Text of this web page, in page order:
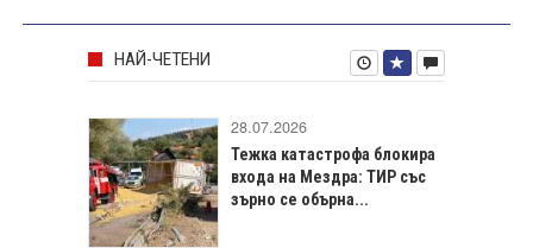
НАЙ-ЧЕТЕНИ
28.07.2026
Тежка катастрофа блокира
входа на Мездра: ТИР със
зърно се обърна...